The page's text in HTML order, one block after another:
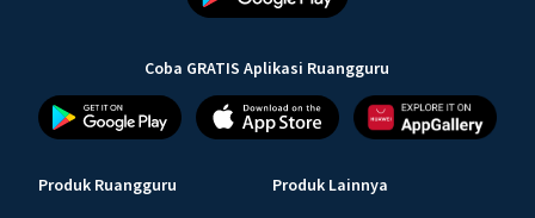
Coba GRATIS Aplikasi Ruangguru
Produk Ruangguru Produk Lainnya